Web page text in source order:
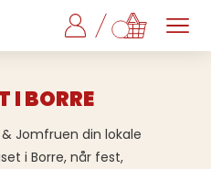
I BORRE
Jomfruen din lokale
i Borre, når fest,